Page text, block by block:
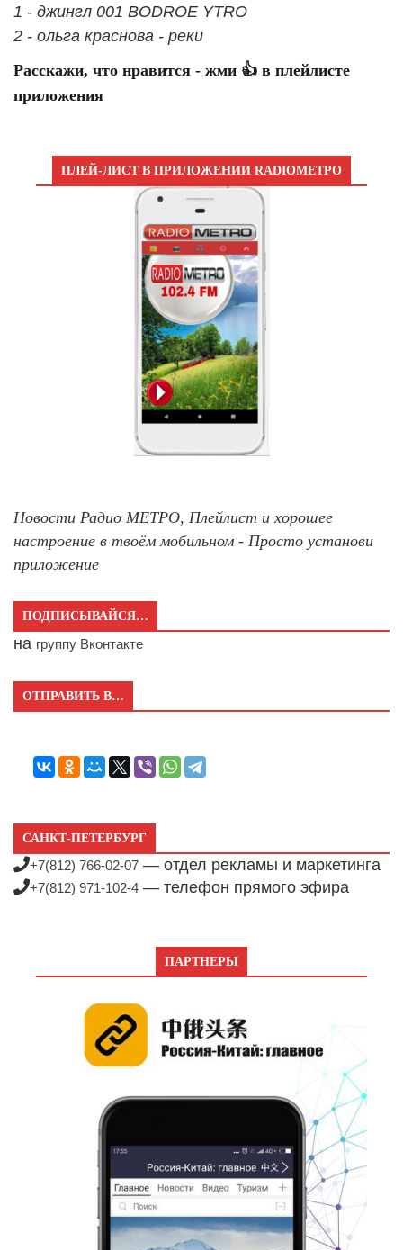
1 - джингл 001 BODROE YTRO
2 - ольга краснова - реки
Расскажи, что нравится - жми 👍 в плейлисте
приложения
ПЛЕЙ-ЛИСТ В ПРИЛОЖЕНИИ RADIOМЕТРО
Новости Радио МЕТРО, Плейлист и хорошее
настроение в твоём мобильном - Просто установи
приложение
ПОДПИСЫВАЙСЯ…
на группу Вконтакте
ОТПРАВИТЬ В…
САНКТ-ПЕТЕРБУРГ
+7(812) 766-02-07 — отдел рекламы и маркетинга
+7(812) 971-102-4 — телефон прямого эфира
ПАРТНЕРЫ